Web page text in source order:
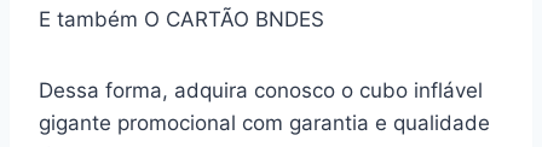
E também O CARTÃO BNDES
Dessa forma, adquira conosco o cubo inflável
gigante promocional com garantia e qualidade